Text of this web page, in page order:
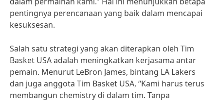
pentingnya perencanaan yang baik dalam mencapai
kesuksesan.
Salah satu strategi yang akan diterapkan oleh Tim
Basket USA adalah meningkatkan kerjasama antar
pemain. Menurut LeBron James, bintang LA Lakers
dan juga anggota Tim Basket USA, “Kami harus terus
membangun chemistry di dalam tim. Tanpa